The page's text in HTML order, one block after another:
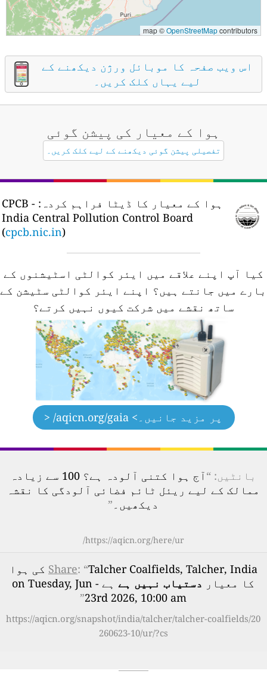
map ©OpenStreetMapcontributors
اس ویب صفحہ کا موبائل ورژن دیکھنے کے
لیے یہاں کلک کریں۔
ہوا کے معیار کی پیشن گوئی
تفصیلی پیشن گوئی دیکھنے کے لیے کلک کریں۔
ہوا کے معیار کا ڈیٹا فراہم کردہ:
CPCB -
India Central Pollution Control Board
(cpcb.nic.in)
کیا آپ اپنے علاقے میں ایئر کوالٹی اسٹیشنوں کے
میں جانتے ہیں؟
اپنے ایئر کوالٹی سٹیشن کے
ساتھ نقشے میں شرکت کیوں نہیں کرتے؟
پر مزید جانیں۔> aqicn.org/gaia/ <
بانٹیں: “
آج ہوا کتنی آلودہ ہے؟ 100 سے زیادہ
ممالک کے لیے ریئل ٹائم فضائی آلودگی کا نقشہ
دیکھیں۔”
https://aqicn.org/here/ur/
Share : “
Talcher Coalfields, Talcher, India کی ہوا
کا معیار دستیاب نہیں ہے
ہے - on Tuesday, Jun
23rd 2026, 10:00 am
”
https://aqicn.org/snapshot/india/talcher/talcher-coalfields/20
260623-10/ur/?cs